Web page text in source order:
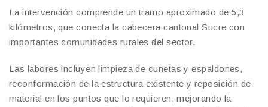
La intervención comprende un tramo aproximado de 5,3
kilómetros, que conecta la cabecera cantonal Sucre con
importantes comunidades rurales del sector.
Las labores incluyen limpieza de cunetas y espaldones,
reconformación de la estructura existente y reposición de
material en los puntos que lo requieren, mejorando la